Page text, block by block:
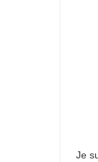
Je